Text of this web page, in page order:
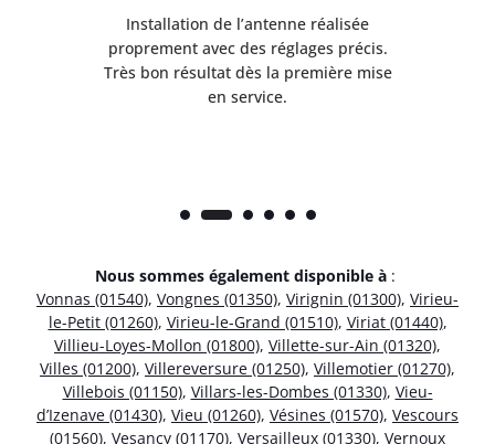
Installation de l’antenne réalisée
proprement avec des réglages précis.
Très bon résultat dès la première mise
en service.
Nous sommes également disponible à :
Vonnas (01540), Vongnes (01350), Virignin (01300), Virieu-
le-Petit (01260), Virieu-le-Grand (01510), Viriat (01440),
Villieu-Loyes-Mollon (01800), Villette-sur-Ain (01320),
Villes (01200), Villereversure (01250), Villemotier (01270),
Villebois (01150), Villars-les-Dombes (01330), Vieu-
d’Izenave (01430), Vieu (01260), Vésines (01570), Vescours
(01560), Vesancy (01170), Versailleux (01330), Vernoux